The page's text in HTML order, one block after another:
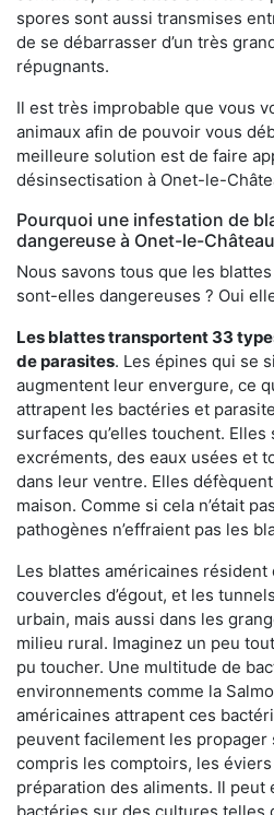
spores sont aussi transmises
de se débarrasser d’un très
répugnants.
Il est très improbable que vous
animaux afin de pouvoir vous
meilleure solution est de faire
désinsectisation à Onet-le-
Pourquoi une infestation de
dangereuse à Onet-le-
Nous savons tous que les
sont-elles dangereuses ? Oui
Les blattes transportent 33
de parasites. Les épines qui se
augmentent leur envergure, ce
attrapent les bactéries et
surfaces qu’elles touchent.
excréments, des eaux usées et
dans leur ventre. Elles
maison. Comme si cela n’était
pathogènes n’effraient pas les
Les blattes américaines résident
couvercles d’égout, et les
urbain, mais aussi dans les
milieu rural. Imaginez un peu
pu toucher. Une multitude de
environnements comme la
américaines attrapent ces
peuvent facilement les propager
compris les comptoirs, les
préparation des aliments. Il peut